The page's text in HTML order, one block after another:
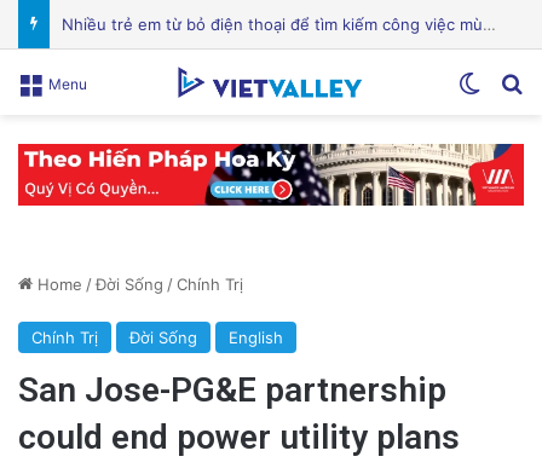
Chuyên Gia Dinh Dưỡng: Hỗ Trợ Bạn Ăn Uống Lành Mạnh, Thay Đổi Lối Sống và Quản Lý Bệnh Tật
Menu
Home /Đời Sống /Chính Trị
Chính Trị Đời Sống English
San Jose-PG&E partnership
could end power utility plans